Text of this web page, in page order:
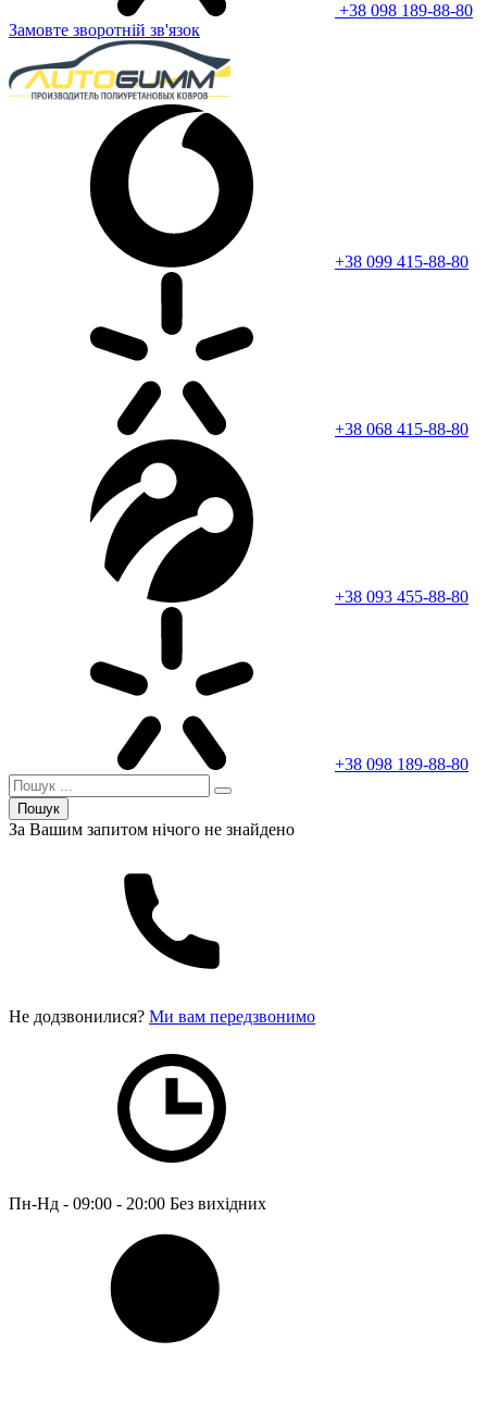
+38 098 189-88-80
Замовте зворотній зв'язок
+38 099 415-88-80
+38 068 415-88-80
+38 093 455-88-80
+38 098 189-88-80
Пошук
За Вашим запитом нічого не знайдено
Не додзвонилися? Ми вам передзвонимо
Пн-Нд - 09:00 - 20:00 Без вихідних